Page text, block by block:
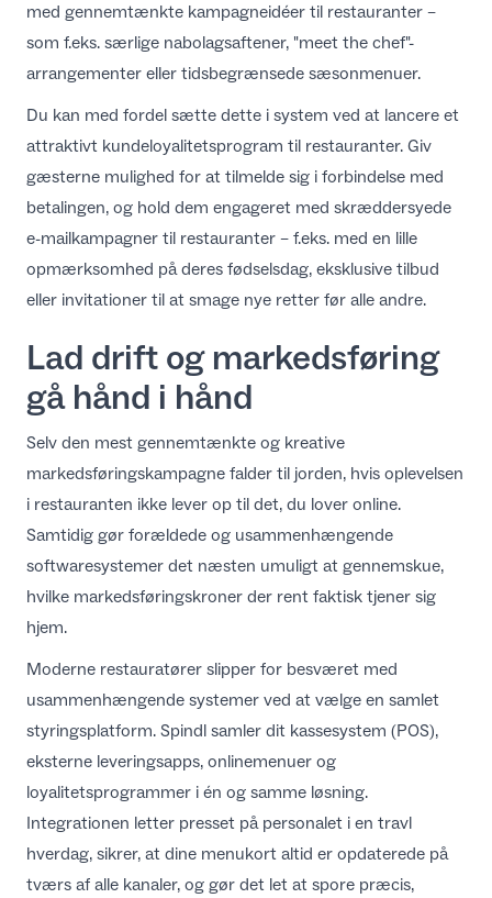
med gennemtænkte kampagneidéer til restauranter –
som f.eks. særlige nabolagsaftener, "meet the chef"-
arrangementer eller tidsbegrænsede sæsonmenuer.
Du kan med fordel sætte dette i system ved at lancere et
attraktivt kundeloyalitetsprogram til restauranter. Giv
gæsterne mulighed for at tilmelde sig i forbindelse med
betalingen, og hold dem engageret med skræddersyede
e-mailkampagner til restauranter – f.eks. med en lille
opmærksomhed på deres fødselsdag, eksklusive tilbud
eller invitationer til at smage nye retter før alle andre.
Lad drift og markedsføring
gå hånd i hånd
Selv den mest gennemtænkte og kreative
markedsføringskampagne falder til jorden, hvis oplevelsen
i restauranten ikke lever op til det, du lover online.
Samtidig gør forældede og usammenhængende
softwaresystemer det næsten umuligt at gennemskue,
hvilke markedsføringskroner der rent faktisk tjener sig
hjem.
Moderne restauratører slipper for besværet med
usammenhængende systemer ved at vælge en samlet
styringsplatform. Spindl samler dit kassesystem (POS),
eksterne leveringsapps, onlinemenuer og
loyalitetsprogrammer i én og samme løsning.
Integrationen letter presset på personalet i en travl
hverdag, sikrer, at dine menukort altid er opdaterede på
tværs af alle kanaler, og gør det let at spore præcis,